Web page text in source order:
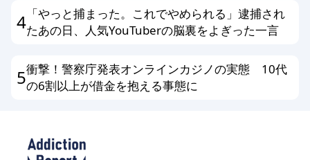
4 「やっと捕まった。これでやめられる」逮捕され
たあの日、人気YouTuberの脳裏をよぎった一言
5衝撃！警察庁発表オンラインカジノの実態 10代
の6割以上が借金を抱える事態に